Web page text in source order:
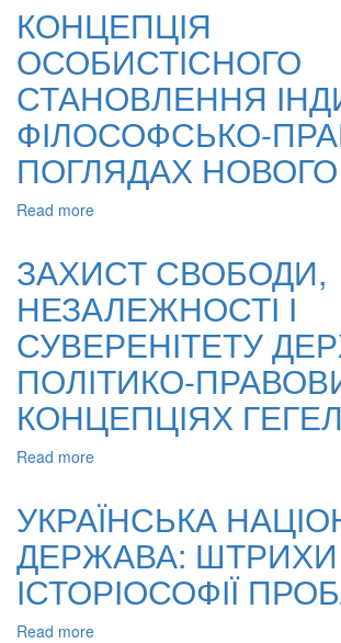
ГУМАНІСТИЧНИЙ
КОНЦЕПТУАЛІЗМ
КОНЦЕПЦІЯ
ОСОБИСТІСНОГО
СТАНОВЛЕННЯ
ФІЛОСОФСЬКО-
ПОГЛЯДАХ
Read more
СТАНОВЛЕННЯ
ІНДИВІДА
У
ФІЛОСОФСЬКО-
ПРАВОВИХ
ПОГЛЯДАХ
НОВОГО
ЧАСУ
ЗАХИСТ СВОБОДИ,
НЕЗАЛЕЖНОСТІ І
СУВЕРЕНІТЕТУ
ПОЛІТИКО-
КОНЦЕПЦІЯХ
Read more
СВОБОДИ,
НЕЗАЛЕЖНОСТІ
І
СУВЕРЕНІТЕТУ
ДЕРЖАВИ
В
УКРАЇНСЬКА
ДЕРЖАВА:
ІСТОРІОСОФІЇ
Read more